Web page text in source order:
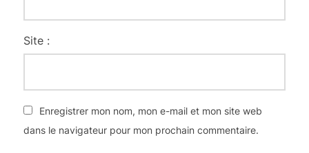
Site :
Enregistrer mon nom, mon e-mail et mon site web
dans le navigateur pour mon prochain commentaire.